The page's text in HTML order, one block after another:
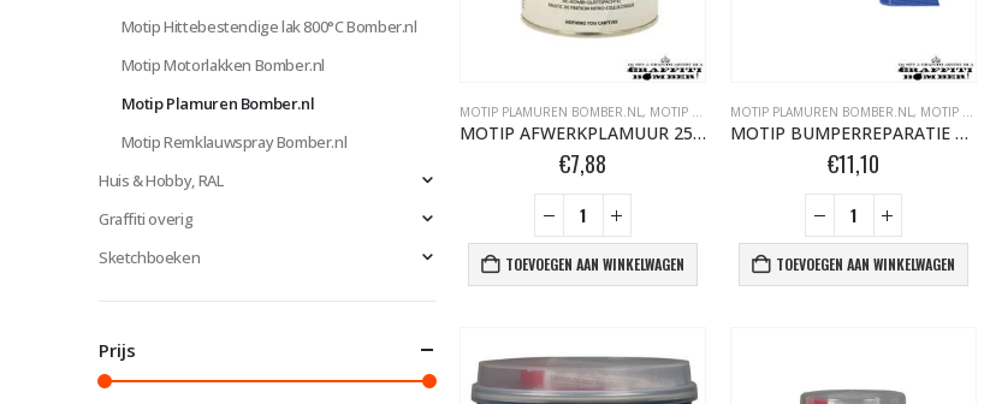
MOTIP PLAMUREN BOMBER.NL, MOTIP SPUITBUSSEN
MOTIP AFWERKPLAMUUR 250GR 000063
€7,88
TOEVOEGEN AAN WINKELWAGEN
MOTIP PLAMUREN BOMBER.NL, MOTIP SPUITBUSSEN
MOTIP BUMPERREPARATIE PLAMUUR 250GR
€11,10
TOEVOEGEN AAN WINKELWAGEN
Motip Hittebestendige lak 800°C Bomber.nl
Motip Motorlakken Bomber.nl
Motip Plamuren Bomber.nl
Motip Remklauwspray Bomber.nl
Huis & Hobby, RAL
Graffiti overig
Sketchboeken
Prijs